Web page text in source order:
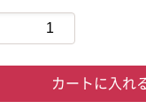
カートに入れ